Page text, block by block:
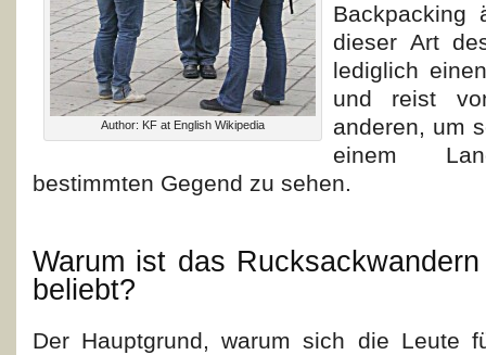
Author: KF at English Wikipedia
Backpacking
dieser Art
lediglich
und reist
anderen, um
einem
bestimmten Gegend zu sehen.
Warum ist das
beliebt?
Der Hauptgrund, warum sich die Leute